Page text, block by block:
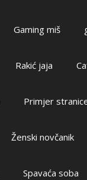
Gaming miš
Rakić jaja
Primjer
Ženski novčanik
Spavaća soba